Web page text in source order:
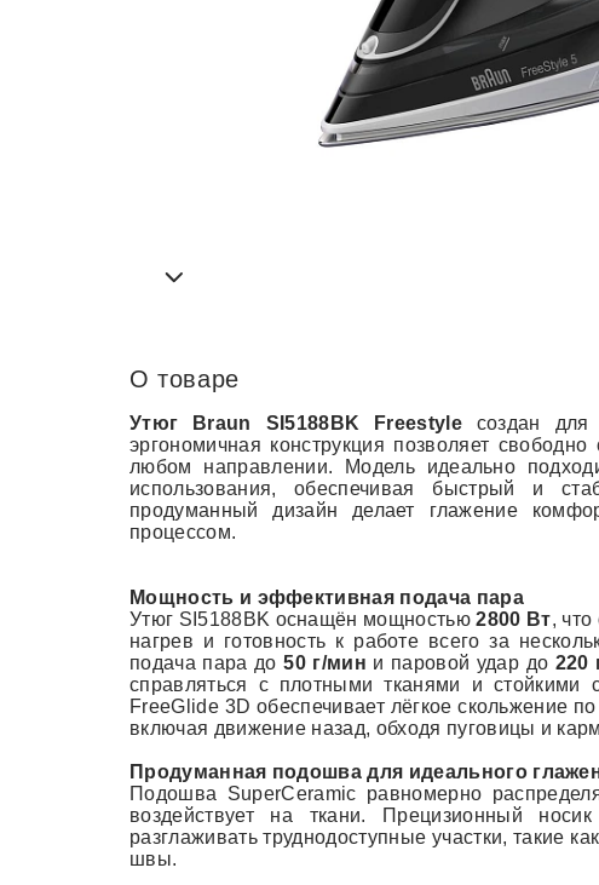
О товаре
Утюг Braun SI5188BK Freestyleсоздан для
эргономичная конструкция позволяет свободно
любом направлении. Модель идеально
использования, обеспечивая быстрый и
продуманный дизайн делает глажение
процессом.
Мощность и эффективная подача пара
Утюг SI5188BK оснащён мощностью2800 Вт,
нагрев и готовность к работе всего за
подача пара до50г/мин и паровой удар до 220
справляться с плотными тканями и стойкими
FreeGlide 3D обеспечивает лёгкое скольжение
включая движение назад, обходя пуговицы и
Продуманная подошва для идеального
Подошва SuperCeramic равномерно
воздействует на ткани. Прецизионный носик
разглаживать труднодоступные участки, такие
швы.